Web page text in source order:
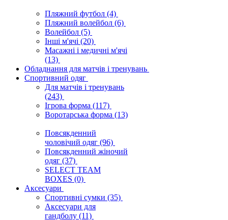
Пляжний футбол (4)
Пляжний волейбол (6)
Волейбол (5)
Інші м'ячі (20)
Масажні і медичні м'ячі
(13)
Обладнання для матчів і тренувань
Спортивний одяг
Для матчів і тренувань
(243)
Ігрова форма (117)
Воротарська форма (13)
Повсякденний
чоловічий одяг (96)
Повсякденний жіночий
одяг (37)
SELECT TEAM
BOXES (0)
Аксесуари
Спортивні сумки (35)
Аксесуари для
гандболу (11)